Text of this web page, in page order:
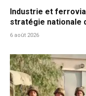
Industrie et
stratégie nationale
6 août 2026